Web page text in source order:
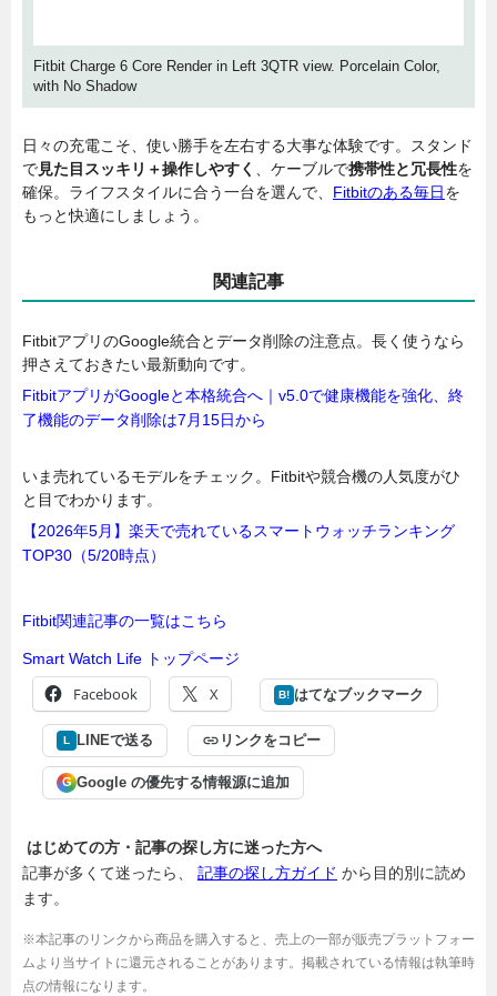
Fitbit Charge 6 Core Render in Left 3QTR view. Porcelain Color,
with No Shadow
日々の充電こそ、使い勝手を左右する大事な体験です。スタンド
で見た目スッキリ＋操作しやすく 、ケーブルで携帯性と冗長性を
確保。ライフスタイルに合う一台を選んで、 Fitbitのある毎日を
もっと快適にしましょう。
関連記事
FitbitアプリのGoogle統合とデータ削除の注意点。長く使うなら
押さえておきたい最新動向です。
FitbitアプリがGoogleと本格統合へ｜v5.0で健康機能を強化、終
了機能のデータ削除は7月15日から
いま売れているモデルをチェック。Fitbitや競合機の人気度がひ
と目でわかります。
【2026年5月】楽天で売れているスマートウォッチランキング
TOP30（5/20時点）
Fitbit関連記事の一覧はこちら
Smart Watch Life トップページ
Facebook X B! はてなブックマーク
L LINEで送る リンクをコピー
G Google の優先する情報源に追加
はじめての方・記事の探し方に迷った方へ
記事が多くて迷ったら、 記事の探し方ガイド から目的別に読め
ます。
※本記事のリンクから商品を購入すると、売上の一部が販売プラットフォー
ムより当サイトに還元されることがあります。掲載されている情報は執筆時
点の情報になります。